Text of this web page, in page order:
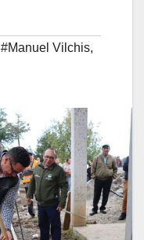
#Manuel Vilchis,